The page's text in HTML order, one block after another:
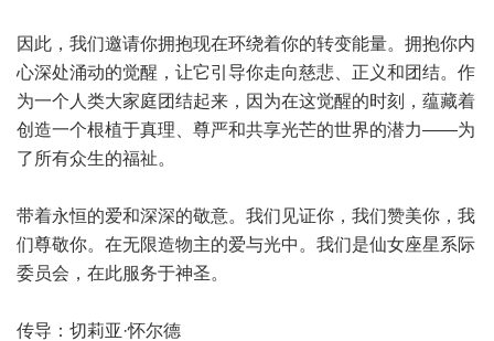
因此，我们邀请你拥抱现在环绕着你的转变能量。拥抱你内
心深处涌动的觉醒，让它引导你走向慈悲、正义和团结。作
为一个人类大家庭团结起来，因为在这觉醒的时刻，蕴藏着
创造一个根植于真理、尊严和共享光芒的世界的潜力——为
了所有众生的福祉。
带着永恒的爱和深深的敬意。我们见证你，我们赞美你，我
们尊敬你。在无限造物主的爱与光中。我们是仙女座星系际
委员会，在此服务于神圣。
传导：切莉亚·怀尔德